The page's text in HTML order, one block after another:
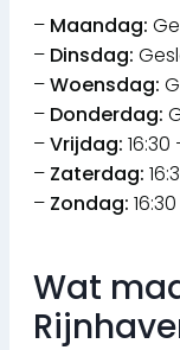
– Maandag:
– Dinsdag:
–Woensdag:
– Donderdag:
–Vrijdag: 16:30
– Zaterdag:
– Zondag:
Wat